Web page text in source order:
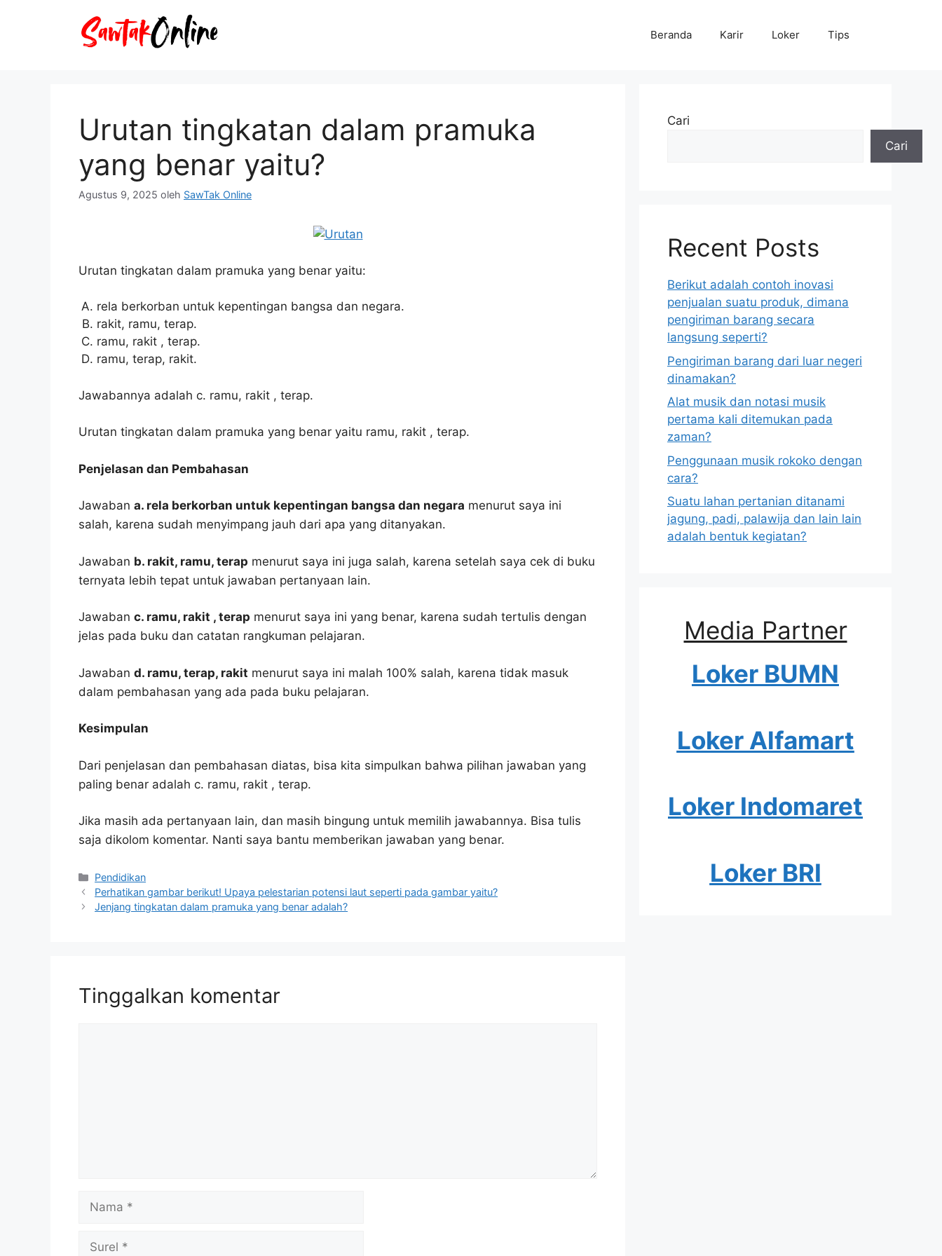
Beranda Karir Loker Tips
Urutan tingkatan dalam pramuka
yang benar yaitu?
Agustus 9, 2025 oleh SawTak Online
Urutan tingkatan dalam pramuka yang benar yaitu:
rela berkorban untuk kepentingan bangsa dan negara.
rakit, ramu, terap.
ramu, rakit , terap.
ramu, terap, rakit.
Jawabannya adalah c. ramu, rakit , terap.
Urutan tingkatan dalam pramuka yang benar yaitu ramu, rakit , terap.
Penjelasan dan Pembahasan
Jawaban a. rela berkorban untuk kepentingan bangsa dan negara menurut saya ini
salah, karena sudah menyimpang jauh dari apa yang ditanyakan.
Jawaban b. rakit, ramu, terap menurut saya ini juga salah, karena setelah saya cek di buku
ternyata lebih tepat untuk jawaban pertanyaan lain.
Jawaban c. ramu, rakit , terap menurut saya ini yang benar, karena sudah tertulis dengan
jelas pada buku dan catatan rangkuman pelajaran.
Jawaban d. ramu, terap, rakit menurut saya ini malah 100% salah, karena tidak masuk
dalam pembahasan yang ada pada buku pelajaran.
Kesimpulan
Dari penjelasan dan pembahasan diatas, bisa kita simpulkan bahwa pilihan jawaban yang
paling benar adalah c. ramu, rakit , terap.
Jika masih ada pertanyaan lain, dan masih bingung untuk memilih jawabannya. Bisa tulis
saja dikolom komentar. Nanti saya bantu memberikan jawaban yang benar.
Kategori
Pendidikan
Perhatikan gambar berikut! Upaya pelestarian potensi laut seperti pada gambar yaitu?
Jenjang tingkatan dalam pramuka yang benar adalah?
Tinggalkan komentar
Nama
Surel
Cari
Cari
Recent Posts
Berikut adalah contoh inovasi
penjualan suatu produk, dimana
pengiriman barang secara
langsung seperti?
Pengiriman barang dari luar negeri
dinamakan?
Alat musik dan notasi musik
pertama kali ditemukan pada
zaman?
Penggunaan musik rokoko dengan
cara?
Suatu lahan pertanian ditanami
jagung, padi, palawija dan lain lain
adalah bentuk kegiatan?
Media Partner
Loker BUMN
Loker Alfamart
Loker Indomaret
Loker BRI